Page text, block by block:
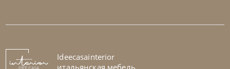
Стенка Atlante Unit_At106
Ideecasainterior
итальянская мебель